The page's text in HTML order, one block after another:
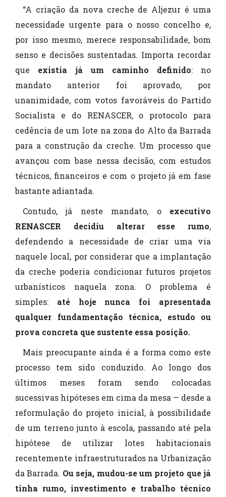
“A criação da nova creche de Aljezur é uma
necessidade urgente para o nosso concelho e,
por isso mesmo, merece responsabilidade, bom
senso e decisões sustentadas. Importa recordar
que existia já um caminho definido: no
mandato anterior foi aprovado, por
unanimidade, com votos favoráveis do Partido
Socialista e do RENASCER, o protocolo para
cedência de um lote na zona do Alto da Barrada
para a construção da creche. Um processo que
avançou com base nessa decisão, com estudos
técnicos, financeiros e com o projeto já em fase
bastante adiantada.
Contudo, já neste mandato, o executivo
RENASCER decidiu alterar esse rumo,
defendendo a necessidade de criar uma via
naquele local, por considerar que a implantação
da creche poderia condicionar futuros projetos
urbanísticos naquela zona. O problema é
simples: até hoje nunca foi apresentada
qualquer fundamentação técnica, estudo ou
prova concreta que sustente essa posição.
Mais preocupante ainda é a forma como este
processo tem sido conduzido. Ao longo dos
últimos meses foram sendo colocadas
sucessivas hipóteses em cima da mesa — desde a
reformulação do projeto inicial, à possibilidade
de um terreno junto à escola, passando até pela
hipótese de utilizar lotes habitacionais
recentemente infraestruturados na Urbanização
da Barrada. Ou seja, mudou-se um projeto que já
tinha rumo, investimento e trabalho técnico